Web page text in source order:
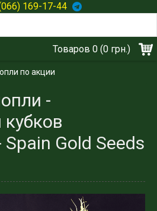
169-17-44
Товаров 0 (0 грн.)
по акции
-
Gold Seeds